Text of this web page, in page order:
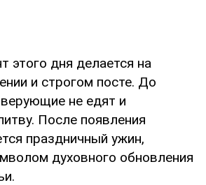
этого дня делается на
и строгом посте. До
не едят и
После появления
праздничный ужин,
духовного обновления